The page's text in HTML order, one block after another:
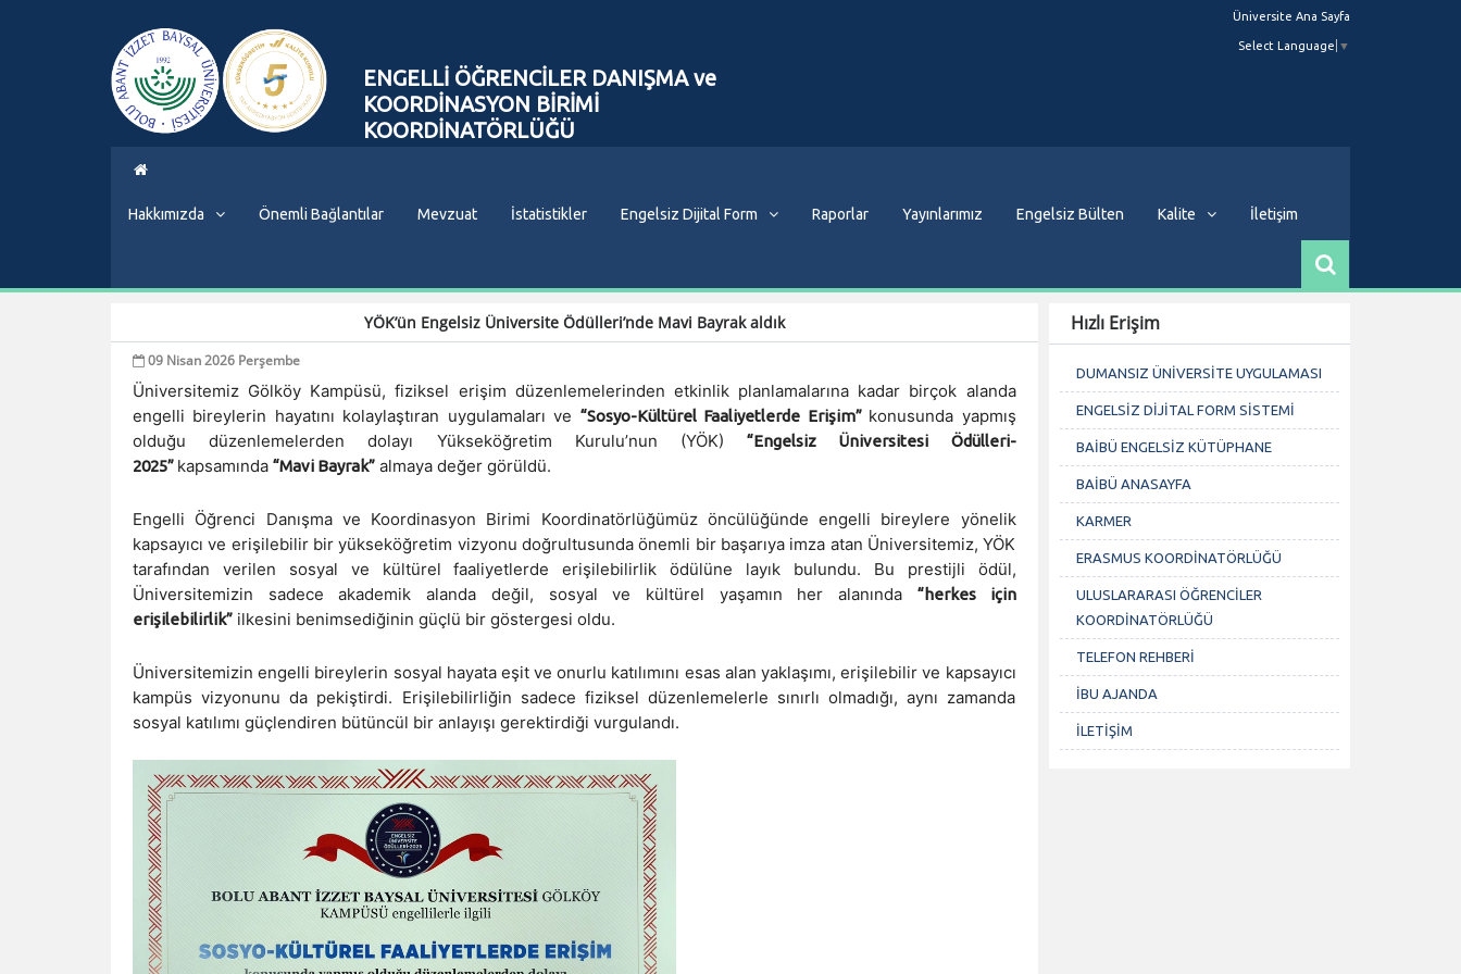
ENGELLİ ÖĞRENCİLER DANIŞMA ve
KOORDİNASYON BİRİMİ
KOORDİNATÖRLÜĞÜ
Üniversite Ana Sayfa
Select Language ▼
Hakkımızda Önemli Bağlantılar Mevzuat İstatistikler Engelsiz Dijital Form Raporlar Yayınlarımız Engelsiz Bülten Kalite İletişim
YÖK’ün Engelsiz Üniversite Ödülleri’nde Mavi Bayrak aldık
09 Nisan 2026 Perşembe
Üniversitemiz Gölköy Kampüsü, fiziksel erişim düzenlemelerinden etkinlik planlamalarına kadar birçok alanda
engelli bireylerin hayatını kolaylaştıran uygulamaları ve “Sosyo-Kültürel Faaliyetlerde Erişim” konusunda yapmış
olduğu düzenlemelerden dolayı Yükseköğretim Kurulu’nun (YÖK)“Engelsiz Üniversitesi Ödülleri-
2025” kapsamında “Mavi Bayrak” almaya değer görüldü.
Engelli Öğrenci Danışma ve Koordinasyon Birimi Koordinatörlüğümüz öncülüğünde engelli bireylere yönelik
kapsayıcı ve erişilebilir bir yükseköğretim vizyonu doğrultusunda önemli bir başarıya imza atan Üniversitemiz, YÖK
tarafından verilen sosyal ve kültürel faaliyetlerde erişilebilirlik ödülüne layık bulundu. Bu prestijli ödül,
Üniversitemizin sadece akademik alanda değil, sosyal ve kültürel yaşamın her alanında “herkes için
erişilebilirlik” ilkesini benimsediğinin güçlü bir göstergesi oldu.
Üniversitemizin engelli bireylerin sosyal hayata eşit ve onurlu katılımını esas alan yaklaşımı, erişilebilir ve kapsayıcı
kampüs vizyonunu da pekiştirdi. Erişilebilirliğin sadece fiziksel düzenlemelerle sınırlı olmadığı, aynı zamanda
sosyal katılımı güçlendiren bütüncül bir anlayışı gerektirdiği vurgulandı.
Hızlı Erişim
DUMANSIZ ÜNİVERSİTE UYGULAMASI
ENGELSİZ DİJİTAL FORM SİSTEMİ
BAİBÜ ENGELSİZ KÜTÜPHANE
BAİBÜ ANASAYFA
KARMER
ERASMUS KOORDİNATÖRLÜĞÜ
ULUSLARARASI ÖĞRENCİLER
KOORDİNATÖRLÜĞÜ
TELEFON REHBERİ
İBU AJANDA
İLETİŞİM